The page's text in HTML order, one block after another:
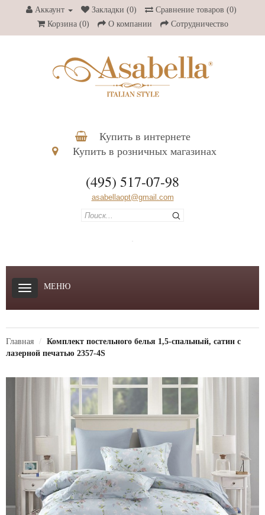
Аккаунт Закладки (0)
Сравнение товаров (0)
Корзина (0) О компании Сотрудничество
Купить в интернете
Купить в розничных магазинах
(495) 517-07-98
asabellaopt@gmail.com
МЕНЮ
Главная
Комплект постельного белья 1,5-спальный, сатин с
лазерной печатью 2357-4S